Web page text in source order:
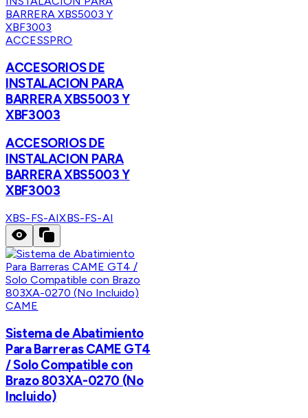
ACCESSPRO
ACCESORIOS DE
INSTALACION PARA
BARRERA XBS5003 Y
XBF3003
ACCESORIOS DE
INSTALACION PARA
BARRERA XBS5003 Y
XBF3003
XBS-FS-AIXBS-FS-AI
CAME
Sistema de Abatimiento
Para Barreras CAME GT4
/ Solo Compatible con
Brazo 803XA-0270 (No
Incluido)